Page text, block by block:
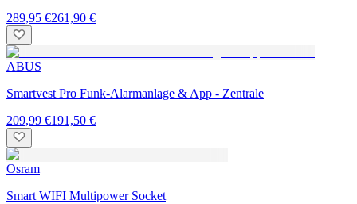
289,95 €261,90 €
ABUS
Smartvest Pro Funk-Alarmanlage & App - Zentrale
209,99 €191,50 €
Osram
Smart WIFI Multipower Socket